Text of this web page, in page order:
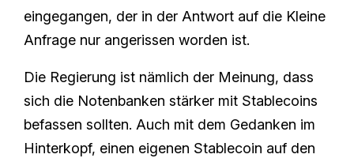
eingegangen, der in der Antwort auf die Kleine
Anfrage nur angerissen worden ist.
Die Regierung ist nämlich der Meinung, dass
sich die Notenbanken stärker mit Stablecoins
befassen sollten. Auch mit dem Gedanken im
Hinterkopf, einen eigenen Stablecoin auf den